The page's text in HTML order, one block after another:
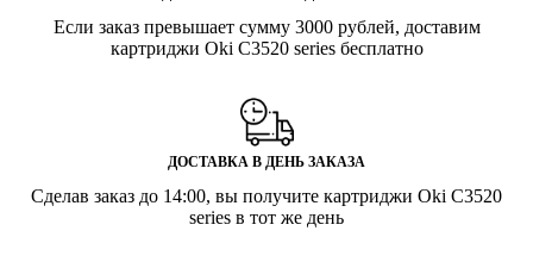
Если заказ превышает сумму 3000 рублей, доставим
картриджи Oki C3520 series бесплатно
ДОСТАВКА В ДЕНЬ ЗАКАЗА
Сделав заказ до 14:00, вы получите картриджи Oki C3520
series в тот же день